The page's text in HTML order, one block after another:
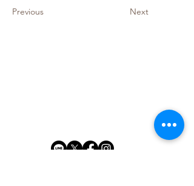
Previous Next